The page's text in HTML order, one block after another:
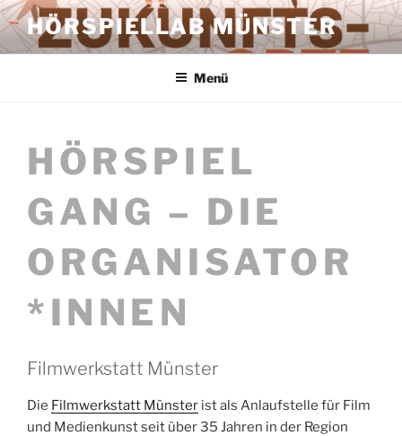
Zum
Inhalt
springen
HÖRSPIELLAB MÜNSTER
Menü
HÖRSPIEL
GANG – DIE
ORGANISATOR
*INNEN
Filmwerkstatt Münster
Die Filmwerkstatt Münster ist als Anlaufstelle für Film
und Medienkunst seit über 35 Jahren in der Region